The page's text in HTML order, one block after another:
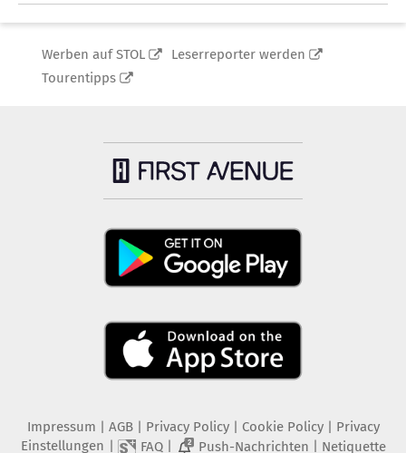
Werben auf STOL
Leserreporter werden
Tourentipps
Impressum AGB Privacy Policy| Cookie Policy| Privacy
Einstellungen
FAQ| 2 Push-Nachrichten Netiquette